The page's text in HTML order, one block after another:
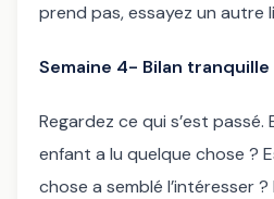
prend pas, essayez un autre
Semaine 4- Bilan tranquille
Regardez ce qui s’est
enfant a lu quelque chose ?
chose a semblé l’intéresser ?